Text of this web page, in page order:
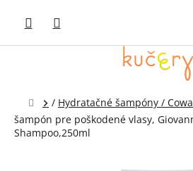
obsah
Domov
/ Hydratačné šampóny /
šampón pre poškodené vlasy,
Shampoo,250ml